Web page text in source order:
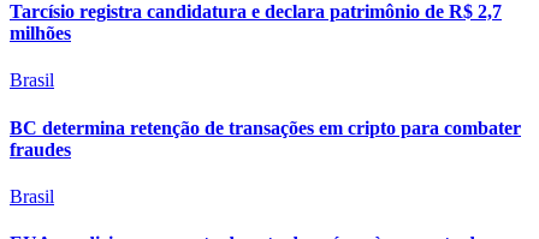
Tarcísio registra candidatura e declara patrimônio de R$ 2,7
milhões
Brasil
BC determina retenção de transações em cripto para combater
fraudes
Brasil